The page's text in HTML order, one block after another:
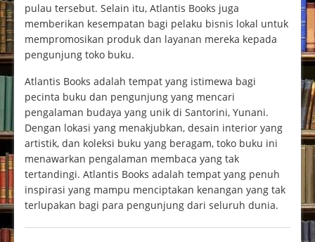
pulau tersebut. Selain itu, Atlantis Books juga
memberikan kesempatan bagi pelaku bisnis lokal untuk
mempromosikan produk dan layanan mereka kepada
pengunjung toko buku.
Atlantis Books adalah tempat yang istimewa bagi
pecinta buku dan pengunjung yang mencari
pengalaman budaya yang unik di Santorini, Yunani.
Dengan lokasi yang menakjubkan, desain interior yang
artistik, dan koleksi buku yang beragam, toko buku ini
menawarkan pengalaman membaca yang tak
tertandingi. Atlantis Books adalah tempat yang penuh
inspirasi yang mampu menciptakan kenangan yang tak
terlupakan bagi para pengunjung dari seluruh dunia.